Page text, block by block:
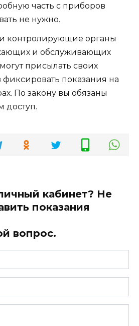
часть с приборов
не нужно.
контролирующие органы
и обслуживающих
присылать своих
фиксировать показания на
По закону вы обязаны
доступ.
кабинет? Не
показания
вопрос.